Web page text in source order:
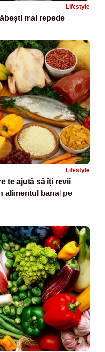
Lifestyle
mai repede
Lifestyle
te ajută să îți revii
alimentul banal pe